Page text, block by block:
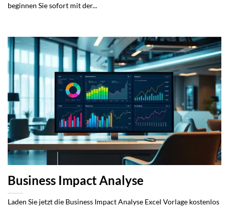
beginnen Sie sofort mit der...
Business Impact Analyse
Laden Sie jetzt die Business Impact Analyse Excel Vorlage kostenlos